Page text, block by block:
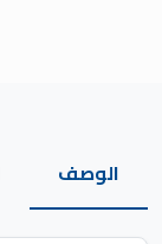
الوصف